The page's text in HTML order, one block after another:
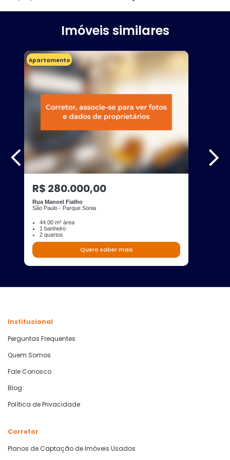
Imóveis similares
Apartamento
R$ 280.000,00
Rua Manoel Fialho
São Paulo - Parque Sonia
44.00 m² área
1 banheiro
2 quartos
Quero saber mais
Institucional
Perguntas Frequentes
Quem Somos
Fale Conosco
Blog
Política de Privacidade
Corretor
Planos de Captação de Imóveis Usados